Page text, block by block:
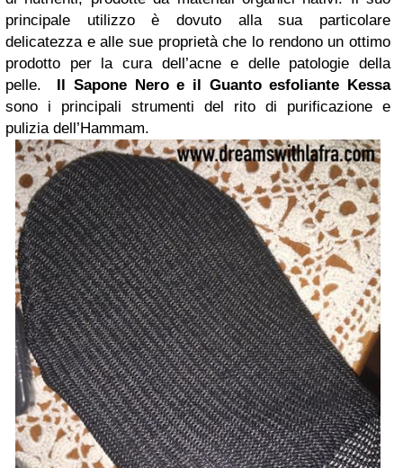
principale utilizzo è dovuto alla sua particolare
delicatezza e alle sue proprietà che lo rendono un ottimo
prodotto per la cura dell’acne e delle patologie della
pelle. Il Sapone Nero e il Guanto esfoliante Kessa
sono i principali strumenti del rito di purificazione e
pulizia dell’Hammam.